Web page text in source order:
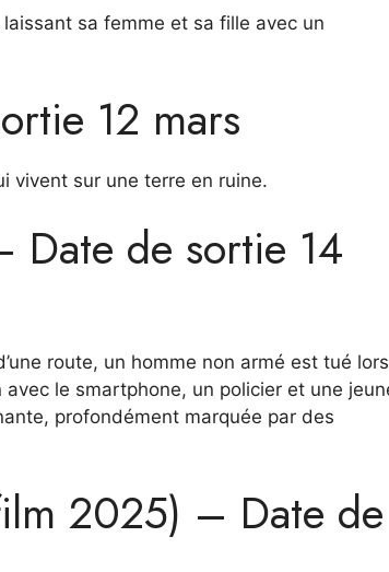
sa femme et sa fille avec un
12 mars
vivent sur une terre en ruine.
Date de sortie 14
route, un homme non armé est tué lors
avec le smartphone, un policier et une
profondément marquée par des
2025) – Date de